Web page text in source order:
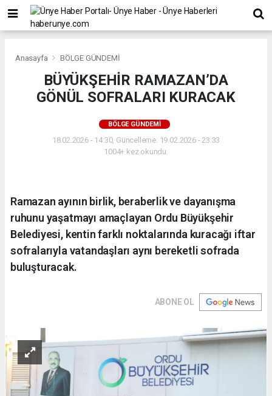
Anasayfa BÖLGE GÜNDEMİ
BÜYÜKŞEHİR RAMAZAN’DA
GÖNÜL SOFRALARI KURACAK
BÖLGE GÜNDEMİ
18.02.2026 - 14:30, Güncelleme: 19.02.2026 - 23:33
1004+ kez okundu.
Ramazan ayının birlik, beraberlik ve dayanışma
ruhunu yaşatmayı amaçlayan Ordu Büyükşehir
Belediyesi, kentin farklı noktalarında kuracağı iftar
sofralarıyla vatandaşları aynı bereketli sofrada
buluşturacak.
ABONE OL